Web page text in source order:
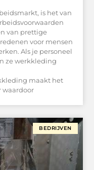
is het van
van prettige
voor mensen
Als je personeel
ze werkkleding
maakt het
BEDRIJVEN